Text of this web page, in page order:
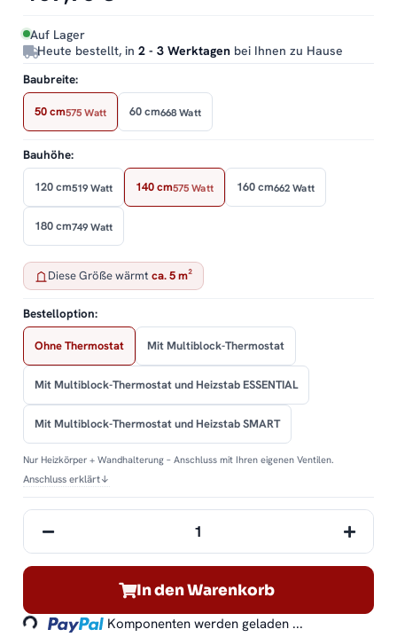
Auf Lager
Heute bestellt, in 2 - 3 Werktagen bei Ihnen zu Hause
Baubreite:
50 cm575 Watt 60 cm668 Watt
Bauhöhe:
120 cm519 Watt 140 cm575 Watt 160 cm662 Watt
180 cm749 Watt
Diese Größe wärmt ca. 5 m²
Bestelloption:
Ohne Thermostat Mit Multiblock-Thermostat
Mit Multiblock-Thermostat und Heizstab ESSENTIAL
Mit Multiblock-Thermostat und Heizstab SMART
Nur Heizkörper + Wandhalterung – Anschluss mit Ihren eigenen Ventilen.
Anschluss erklärt↓
In den Warenkorb
Loading... Komponenten werden geladen ...